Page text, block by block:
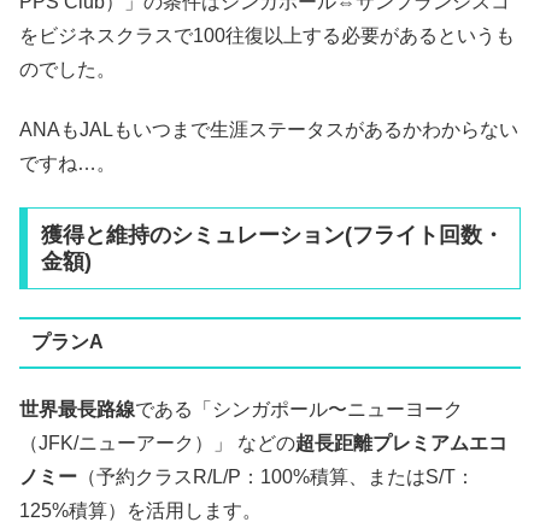
をビジネスクラスで100往復以上する必要があるというも
のでした。
ANAもJALもいつまで生涯ステータスがあるかわからない
ですね…。
獲得と維持のシミュレーション(フライト回数・
金額)
プランA
世界最長路線である「シンガポール〜ニューヨーク
（JFK/ニューアーク）」 などの超長距離プレミアムエコ
ノミー （予約クラスR/L/P：100%積算、またはS/T：
125%積算）を活用します。